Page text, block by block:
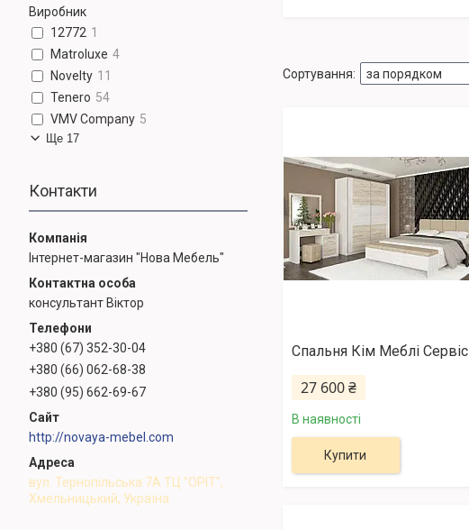
Виробник
12772 1
Matroluxe 4
Novelty 11
Tenero 54
VMV Company 5
Ще 17
Контакти
Інтернет-магазин "Нова Мебель"
консультант Віктор
+380 (67) 352-30-04
+380 (66) 062-68-38
+380 (95) 662-69-67
http://novaya-mebel.com
вул. Тернопільська 7А ТЦ "ОРІТ",
Хмельницький, Україна
Спальня Кім Меблі Сервіс
27 600 ₴
В наявності
Купити